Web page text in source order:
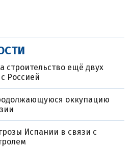
строительство ещё двух
Россией
оккупацию
Испании в связи с